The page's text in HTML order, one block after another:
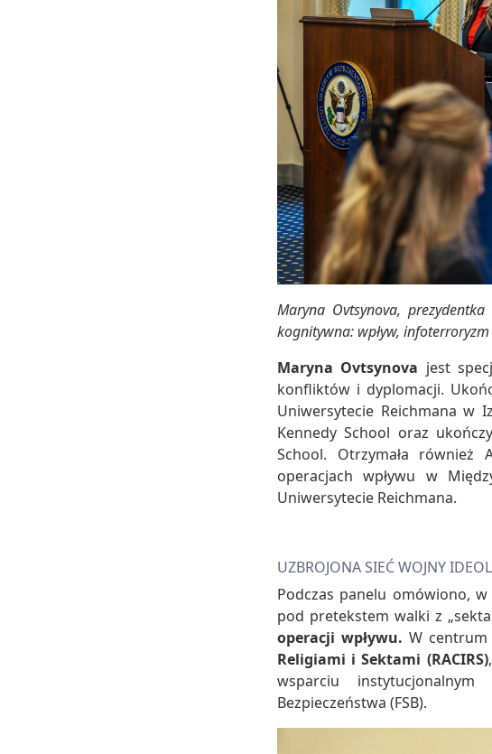
Maryna Ovtsynova,
kognitywna: wpływ,
Maryna Ovtsynova jest
konfliktów i dyplomacji.
Uniwersytecie Reichmana w
Kennedy School oraz
School. Otrzymała również
operacjach wpływu w
Uniwersytecie Reichmana.
UZBROJONA SIEĆ WOJNY
Podczas panelu omówiono,
pod pretekstem walki z
operacji wpływu. W
Religiami i Sektami (RACIRS)
wsparciu instytucjonalnym
Bezpieczeństwa (FSB).